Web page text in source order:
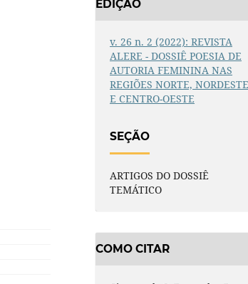
EDIÇÃO
v. 26 n. 2 (2022): REVISTA
ALERE - DOSSIÊ POESIA DE
AUTORIA FEMININA NAS
REGIÕES NORTE,
E CENTRO-OESTE
SEÇÃO
ARTIGOS DO DOSSIÊ
TEMÁTICO
COMO CITAR